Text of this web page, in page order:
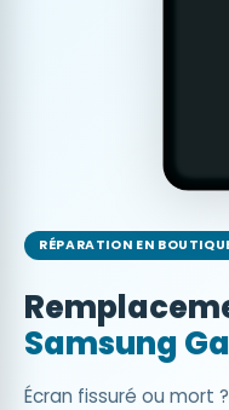
RÉPARATION EN
Samsung
Écran fissuré ou mort